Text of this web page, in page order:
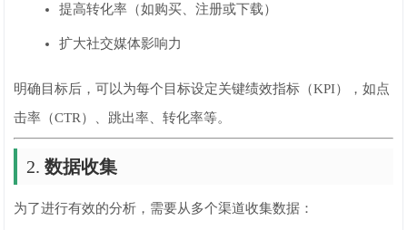
提高转化率（如购买、注册或下载）
扩大社交媒体影响力
明确目标后，可以为每个目标设定关键绩效指标（KPI），如点
击率（CTR）、跳出率、转化率等。
2.数据收集
为了进行有效的分析，需要从多个渠道收集数据：